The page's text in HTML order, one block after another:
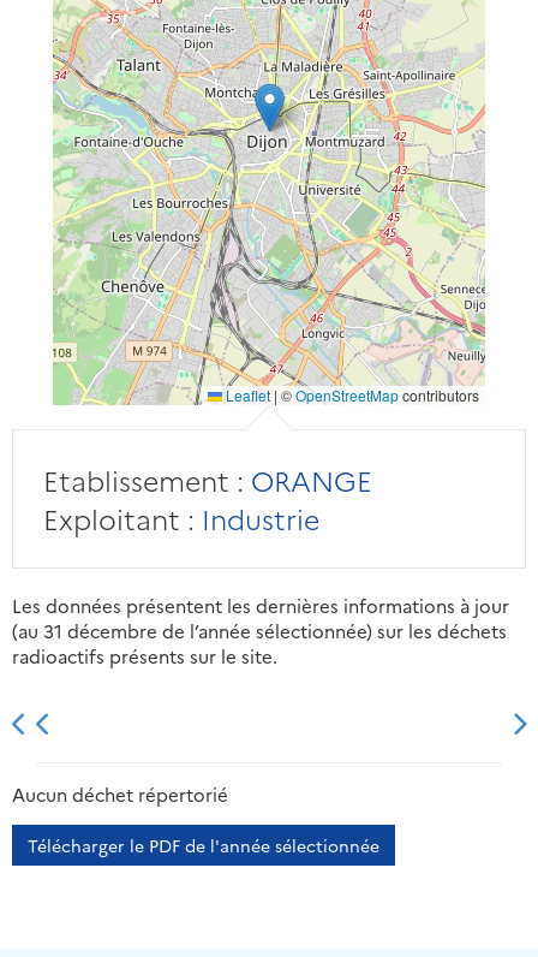
Leaflet|©OpenStreetMapcontributors
Etablissement : ORANGE
Exploitant : Industrie
Les données présentent les dernières informations à jour
(au 31 décembre de l’année sélectionnée) sur les déchets
radioactifs présents sur le site.
2013 2014
Aucun déchet répertorié
Télécharger le PDF de l'année sélectionnée